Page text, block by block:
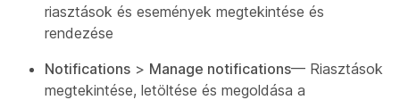
riasztások és események megtekintése és
rendezése
Notifications > Manage notifications— Riasztások
megtekintése, letöltése és megoldása a